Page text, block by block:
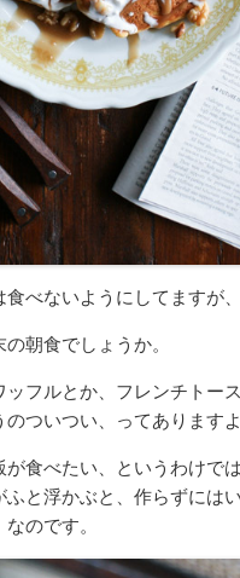
べないようにしてますが、
朝食でしょうか。
フルとか、フレンチトー
ついつい、ってありますよ
食べたい、というわけで
と浮かぶと、作らずにはい
のです。